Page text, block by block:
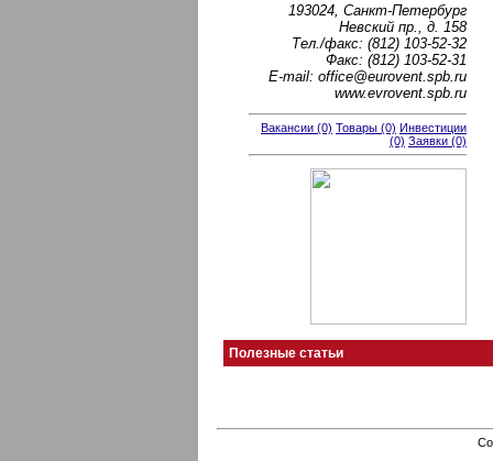
193024, Санкт-Петербург
Невский пр., д. 158
Тел./факс: (812) 103-52-32
Факс: (812) 103-52-31
E-mail: office@eurovent.spb.ru
www.evrovent.spb.ru
Вакансии (0) Товары (0) Инвестиции
(0) Заявки (0)
Полезные статьи